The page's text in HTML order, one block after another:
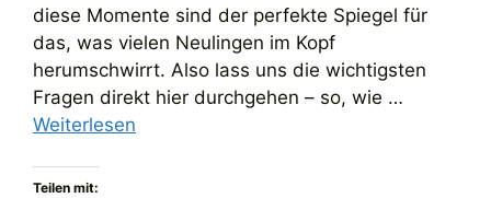
diese Momente sind der perfekte Spiegel für
das, was vielen Neulingen im Kopf
herumschwirrt. Also lass uns die wichtigsten
Fragen direkt hier durchgehen – so, wie …
Weiterlesen
Teilen mit: